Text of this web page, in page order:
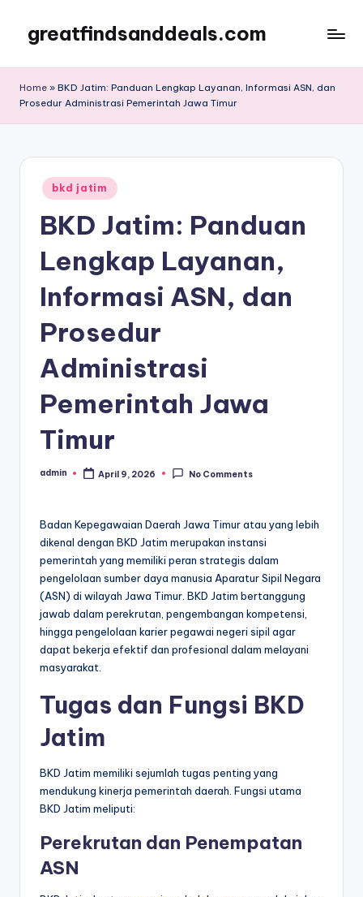
content
greatfindsanddeals.com
Home » BKD Jatim: Panduan Lengkap Layanan, Informasi ASN, dan
Prosedur Administrasi Pemerintah Jawa Timur
Posted
in
bkd jatim
BKD Jatim: Panduan
Lengkap Layanan,
Informasi ASN, dan
Prosedur
Administrasi
Pemerintah Jawa
Timur
Posted
admin April 9, 2026 No Comments
Badan Kepegawaian Daerah Jawa Timur atau yang lebih
dikenal dengan BKD Jatim merupakan instansi
pemerintah yang memiliki peran strategis dalam
pengelolaan sumber daya manusia Aparatur Sipil Negara
(ASN) di wilayah Jawa Timur. BKD Jatim bertanggung
jawab dalam perekrutan, pengembangan kompetensi,
hingga pengelolaan karier pegawai negeri sipil agar
dapat bekerja efektif dan profesional dalam melayani
masyarakat.
Tugas dan Fungsi BKD
Jatim
BKD Jatim memiliki sejumlah tugas penting yang
mendukung kinerja pemerintah daerah. Fungsi utama
BKD Jatim meliputi:
Perekrutan dan Penempatan
ASN